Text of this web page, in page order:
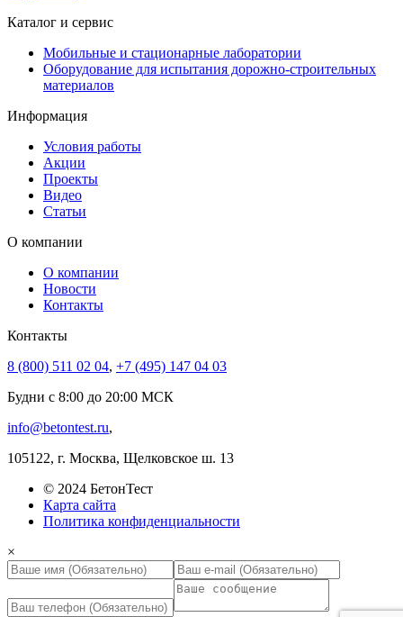
Каталог и сервис
Мобильные и стационарные лаборатории
Оборудование для испытания дорожно-строительных
материалов
Информация
Условия работы
Акции
Проекты
Видео
Статьи
О компании
О компании
Новости
Контакты
Контакты
8 (800) 511 02 04, +7 (495) 147 04 03
Будни с 8:00 до 20:00 МСК
info@betontest.ru,
105122, г. Москва, Щелковское ш. 13
© 2024 БетонТест
Карта сайта
Политика конфиденциальности
×